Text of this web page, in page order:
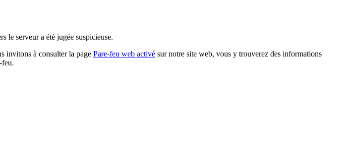
le serveur a été jugée suspicieuse.
invitons à consulter la page Pare-feu web activé sur notre site web, vous y trouverez des informations
feu.